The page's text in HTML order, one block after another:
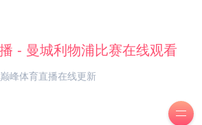
巅峰体育直播在线更新